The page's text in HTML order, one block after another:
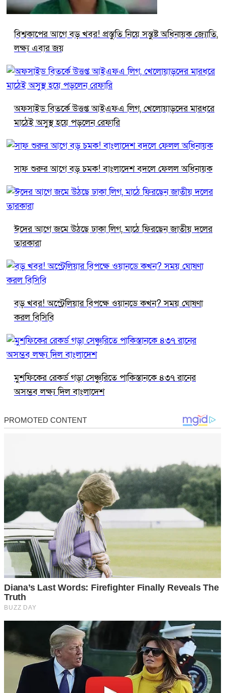
বিশ্বকাপের আগে বড় খবর! প্রস্তুতি নিয়ে সন্তুষ্ট অধিনায়ক জ্যোতি,
লক্ষ্য এবার জয়
অফসাইড বিতর্কে উত্তপ্ত আইএফএ লিগ, খেলোয়াড়দের মারধরে
মাঠেই অসুস্থ হয়ে পড়লেন রেফারি
সাফ শুরুর আগে বড় চমক! বাংলাদেশ বদলে ফেলল অধিনায়ক
ঈদের আগে জমে উঠছে ঢাকা লিগ, মাঠে ফিরছেন জাতীয় দলের
তারকারা
বড় খবর! অস্ট্রেলিয়ার বিপক্ষে ওয়ানডে কখন? সময় ঘোষণা
করল বিসিবি
মুশফিকের রেকর্ড গড়া সেঞ্চুরিতে পাকিস্তানকে ৪৩৭ রানের
অসম্ভব লক্ষ্য দিল বাংলাদেশ